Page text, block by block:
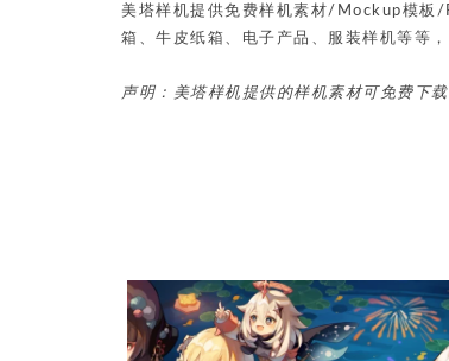
美塔样机提供免费样机素材/Mockup模板/
箱、牛皮纸箱、电子产品、服装样机等等
声明：美塔样机提供的样机素材可免费下